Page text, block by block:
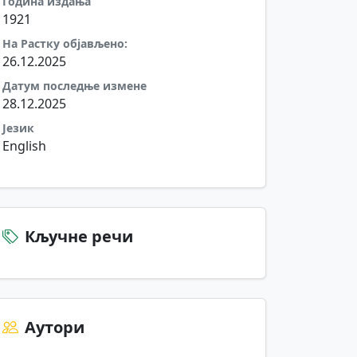
1921
На Растку објављено:
26.12.2025
Датум последње измене
28.12.2025
Језик
English
Кључне речи
Аутори